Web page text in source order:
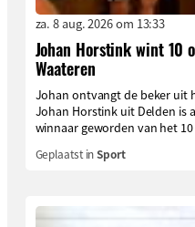
za. 8 aug. 2026 om 13:33
Johan Horstink wint 10
Waateren
Johan ontvangt de beker uit
Johan Horstink uit Delden is
winnaar geworden van het
Geplaatst inSport